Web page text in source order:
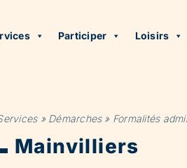
Participer Loisirs
» Démarches» Formalités
Mainvilliers